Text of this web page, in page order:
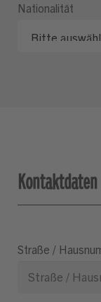
Nationalität
Kontaktdaten
Straße /